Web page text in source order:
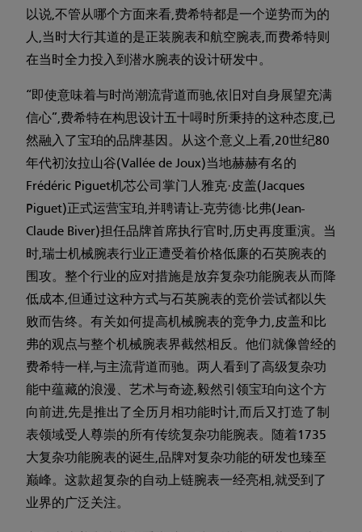
以说,不管从哪个方面来看,费希特都是一个逆势而为的
人,当时大行其道的是正装腕表和航空腕表,而费希特则
在当时全力投入到潜水腕表的设计研发中。
“即使意味着与时尚潮流背道而驰,依旧对自身展望充满
信心”,费希特在构思设计五十噚时所秉持的这种态度,已
然融入了宝珀的品牌基因。从这个意义上看,20世纪80
年代初汝拉山谷(Vallée de Joux)当地赫赫有名的
Frédéric Piguet机芯公司掌门人雅克·皮盖(Jacques
Piguet)正式运营宝珀,并聘请让-克劳德·比弗(Jean-
Claude Biver)担任品牌首席执行官时,历史再度重演。当
时,瑞士机械腕表行业正遭受着价格低廉的石英腕表的
围攻。整个行业的应对措施是放弃复杂功能腕表从而降
低成本,但通过这种方式与石英腕表的竞价尝试都以失
败而告终。有关如何提高机械腕表的竞争力,皮盖和比
弗的观点与整个机械腕表界截然相反。他们就像曾经的
费希特一样,与主流背道而驰。两人看到了高级复杂功
能中蕴藏的浪漫、艺术与奇迹,毅然引领宝珀向这个方
向前进,先是推出了全历月相功能时计,而后又打造了制
表领域受人尊崇的所有传统复杂功能腕表。随着1735
大复杂功能腕表的诞生,品牌对复杂功能的研发也臻至
巅峰。这款超复杂的自动上链腕表一经亮相,就受到了
业界的广泛关注。